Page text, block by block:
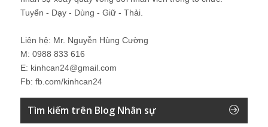
Tuyển - Dạy - Dùng - Giữ - Thải.
Liên hệ: Mr. Nguyễn Hùng Cường
M: 0988 833 616
E: kinhcan24@gmail.com
Fb: fb.com/kinhcan24
Tìm kiếm trên Blog Nhân sự